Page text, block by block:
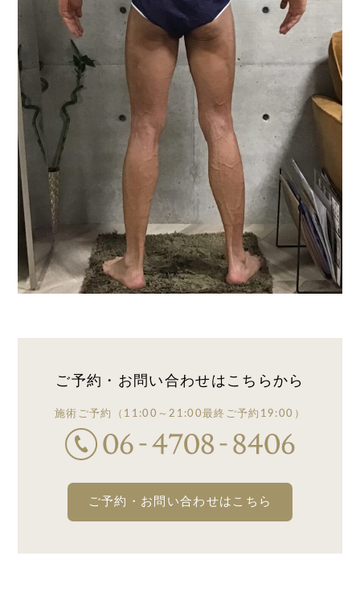
ご予約・お問い合わせはこちらから
施術ご予約 （11:00～21:00最終ご予約19:00）
ご予約・お問い合わせはこちら